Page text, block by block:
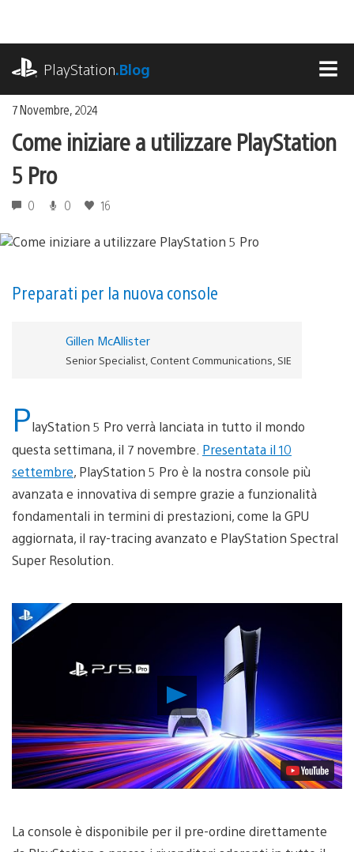
contenuto
PlayStation.Blog
7 Novembre, 2024
Come iniziare a utilizzare PlayStation
5 Pro
0 0 16
Preparati per la nuova console
Gillen McAllister
Senior Specialist, Content Communications, SIE
PlayStation 5 Pro verrà lanciata in tutto il mondo
questa settimana, il 7 novembre. Presentata il 10
settembre, PlayStation 5 Pro è la nostra console più
avanzata e innovativa di sempre grazie a funzionalità
fondamentali in termini di prestazioni, come la GPU
aggiornata, il ray-tracing avanzato e PlayStation Spectral
Super Resolution.
Riproduci
video
La console è disponibile per il pre-ordine direttamente